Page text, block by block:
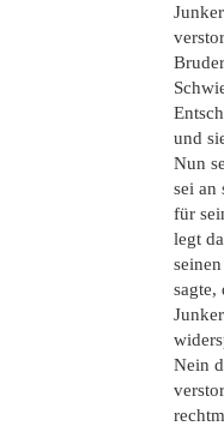
und
Nun
sei an
für
legt
sagte,
Nein